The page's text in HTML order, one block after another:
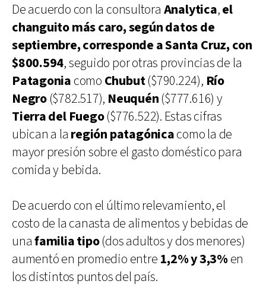
De acuerdo con la consultora Analytica,el
changuito más caro, según datos de
septiembre, corresponde a Santa Cruz, con
$800.594, seguido por otras provincias de la
Patagonia como Chubut($790.224), Río
Negro($782.517), Neuquén ($777.616) y
Tierra del Fuego($776.522). Estas cifras
ubican a la región patagónicacomo la de
mayor presión sobre el gasto doméstico para
comida y bebida.
De acuerdo con el último relevamiento, el
costo de la canasta de alimentos y bebidas de
unafamilia tipo(dos adultos y dos menores)
aumentó en promedio entre 1,2% y 3,3%en
los distintos puntos del país.